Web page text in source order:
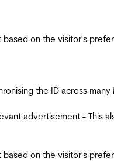
on the visitor's
the ID across
advertisement - This
on the visitor's